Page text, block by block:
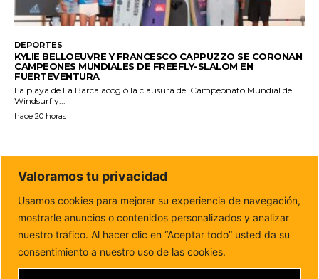
DEPORTES
KYLIE BELLOEUVRE Y FRANCESCO CAPPUZZO SE CORONAN
CAMPEONES MUNDIALES DE FREEFLY-SLALOM EN
FUERTEVENTURA
La playa de La Barca acogió la clausura del Campeonato Mundial de
Windsurf y...
hace 20 horas